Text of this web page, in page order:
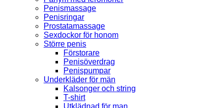
Penismassage
Penisringar
Prostatamassage
Sexdockor för honom
Större penis
Förstorare
Penisöverdrag
Penispumpar
Underkläder för män
Kalsonger och string
T-shirt
Utklädnad för man